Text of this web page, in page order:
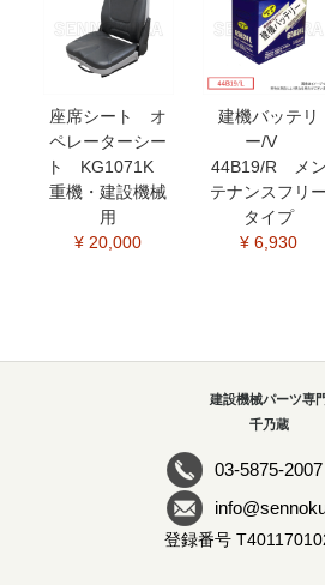
座席シート オ
ペレーターシー
ト KG1071K
重機・建設機械
用
¥ 20,000
建機バッテリ
ー/V
44B19/R メン
テナンスフリー
タイプ
¥ 6,930
建設機械パーツ専
千乃蔵
03-5875-2007
登録番号